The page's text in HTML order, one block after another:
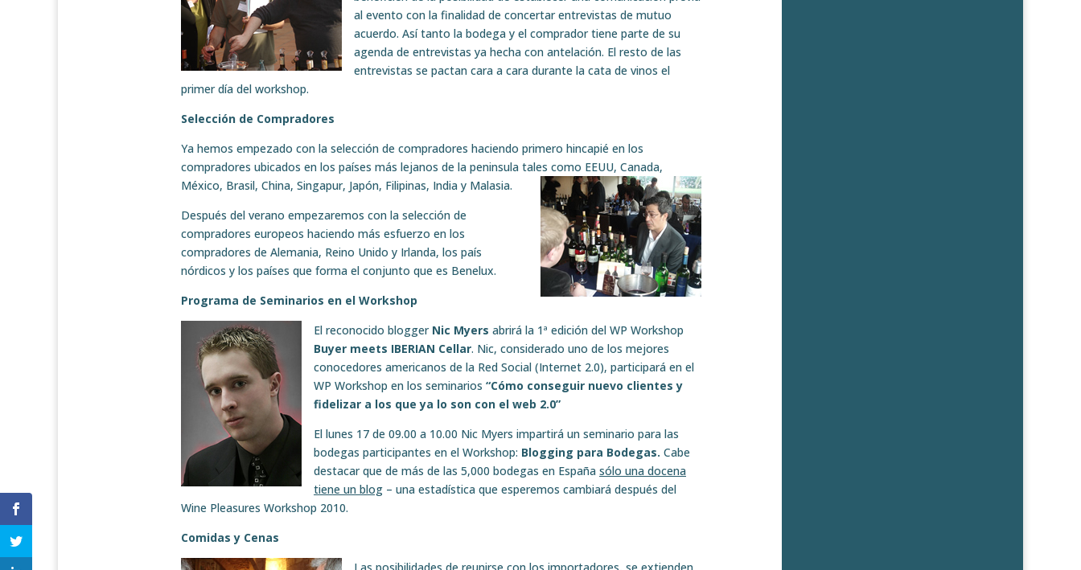
al evento con la finalidad de concertar entrevistas de mutuo
acuerdo. Así tanto la bodega y el comprador tiene parte de su
agenda de entrevistas ya hecha con antelación. El resto de las
entrevistas se pactan cara a cara durante la cata de vinos el
primer día del workshop.
Selección de Compradores
Ya hemos empezado con la selección de compradores haciendo primero hincapié en los
compradores ubicados en los países más lejanos de la peninsula tales como EEUU, Canada,
México, Brasil, China, Singapur, Japón, Filipinas, India y Malasia.
Después del verano empezaremos con la selección de
compradores europeos haciendo más esfuerzo en los
compradores de Alemania, Reino Unido y Irlanda, los país
nórdicos y los países que forma el conjunto que es Benelux.
Programa de Seminarios en el Workshop
El reconocido blogger Nic Myers abrirá la 1ª edición del WP Workshop
Buyer meets IBERIAN Cellar. Nic, considerado uno de los mejores
conocedores americanos de la Red Social (Internet 2.0), participará en el
WP Workshop en los seminarios “Cómo conseguir nuevo clientes y
fidelizar a los que ya lo son con el web 2.0”
El lunes 17 de 09.00 a 10.00 Nic Myers impartirá un seminario para las
bodegas participantes en el Workshop: Blogging para Bodegas. Cabe
destacar que de más de las 5,000 bodegas en España sólo una docena
tiene un blog – una estadística que esperemos cambiará después del
Wine Pleasures Workshop 2010.
Comidas y Cenas
Las posibilidades de reunirse con los importadores, se extienden